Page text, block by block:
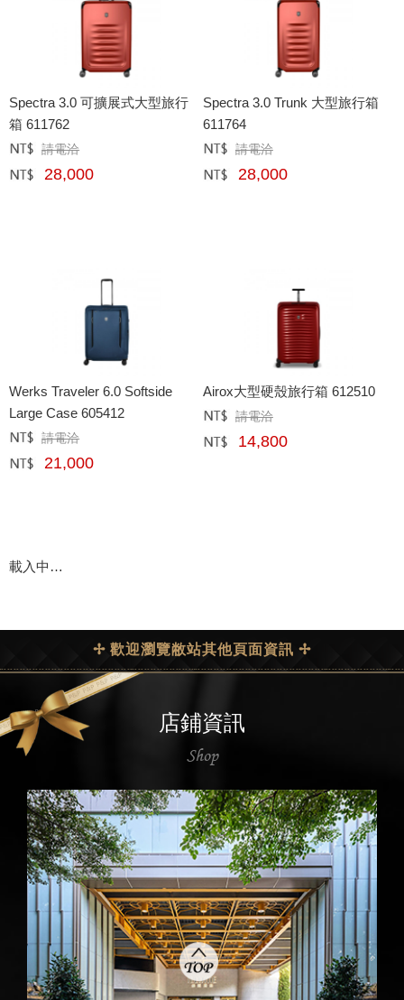
Spectra 3.0 可擴展式大型旅行
箱 611762
定價﹕請電洽
網購﹕ 28,000
Spectra 3.0 Trunk 大型旅行箱
611764
定價﹕ 請電洽
網購﹕ 28,000
Werks Traveler 6.0 Softside
Large Case 605412
定價﹕請電洽
網購﹕ 21,000
Airox大型硬殼旅行箱 612510
定價﹕ 請電洽
網購﹕ 14,800
載入中…
✢ 歡迎瀏覽敝站其他頁面資訊 ✢
店鋪資訊
Shop